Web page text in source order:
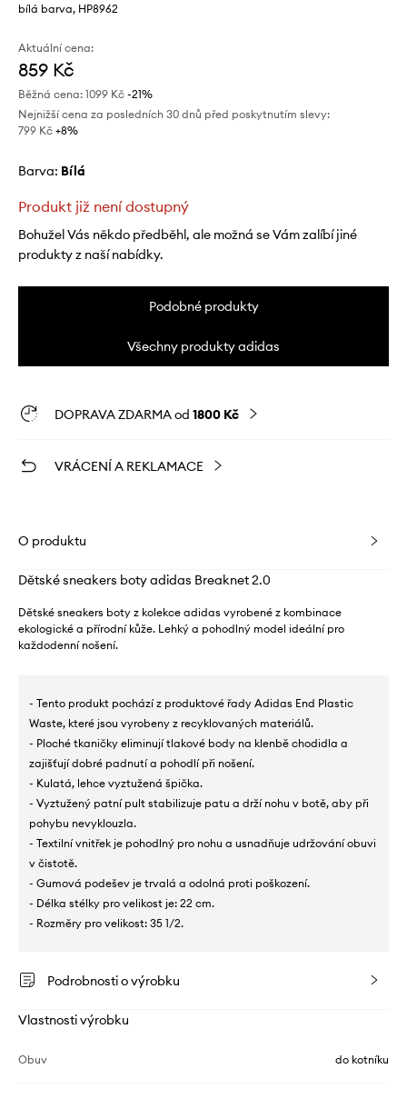
bílá barva, HP8962
Aktuální cena:
859 Kč
Běžná cena: 1099 Kč -21%
Nejnižší cena za posledních 30 dnů před poskytnutím slevy:
799 Kč +8%
Barva: bílá
Produkt již není dostupný
Bohužel Vás někdo předběhl, ale možná se Vám zalíbí jiné
produkty z naší nabídky.
Podobné produkty
Všechny produkty adidas
DOPRAVA ZDARMA od 1800 Kč
VRÁCENÍ A REKLAMACE
O produktu
Dětské sneakers boty adidas Breaknet 2.0
Dětské sneakers boty z kolekce adidas vyrobené z kombinace
ekologické a přírodní kůže. Lehký a pohodlný model ideální pro
každodenní nošení.
- Tento produkt pochází z produktové řady Adidas End Plastic
Waste, které jsou vyrobeny z recyklovaných materiálů.
- Ploché tkaničky eliminují tlakové body na klenbě chodidla a
zajišťují dobré padnutí a pohodlí při nošení.
- Kulatá, lehce vyztužená špička.
- Vyztužený patní pult stabilizuje patu a drží nohu v botě, aby při
pohybu nevyklouzla.
- Textilní vnitřek je pohodlný pro nohu a usnadňuje udržování obuvi
v čistotě.
- Gumová podešev je trvalá a odolná proti poškození.
- Délka stélky pro velikost je: 22 cm.
- Rozměry pro velikost: 35 1/2.
Podrobnosti o výrobku
Vlastnosti výrobku
Obuv do kotníku